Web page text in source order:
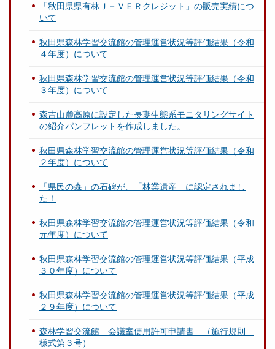
「秋田県県有林Ｊ－ＶＥＲクレジット」の販売実績につ
いて
秋田県森林学習交流館の管理運営状況等評価結果（令和
４年度）について
秋田県森林学習交流館の管理運営状況等評価結果（令和
３年度）について
森吉山麓高原に設定した長期生態系モニタリングサイト
の紹介パンフレットを作成しました。
秋田県森林学習交流館の管理運営状況等評価結果（令和
２年度）について
「県民の森」の石碑が、「林業遺産」に認定されまし
た！
秋田県森林学習交流館の管理運営状況等評価結果（令和
元年度）について
秋田県森林学習交流館の管理運営状況等評価結果（平成
３０年度）について
秋田県森林学習交流館の管理運営状況等評価結果（平成
２９年度）について
森林学習交流館 会議室使用許可申請書 （施行規則
様式第３号）